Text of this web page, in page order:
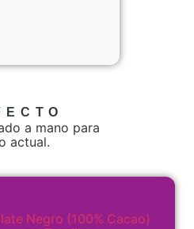
a mano para
actual.
Negro (100% Cacao)